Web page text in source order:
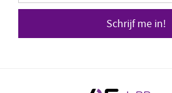
Schrijf me in!